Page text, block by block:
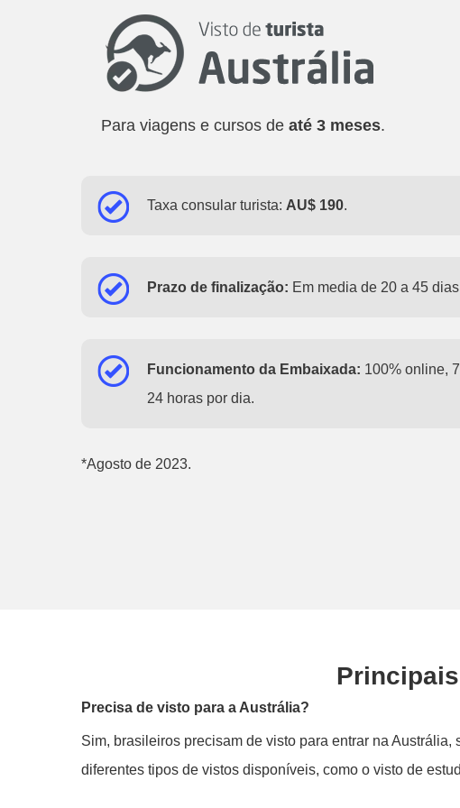
Para viagens e cursos de até 3 meses.
Taxa consular turista: AU$ 190.
Prazo de finalização: Em media de 20 a 45
Funcionamento da Embaixada: 100% online,
24 horas por dia.
*Agosto de 2023.
Precisa de visto para a Austrália?
Sim, brasileiros precisam de visto para entrar na
diferentes tipos de vistos disponíveis, como o visto de